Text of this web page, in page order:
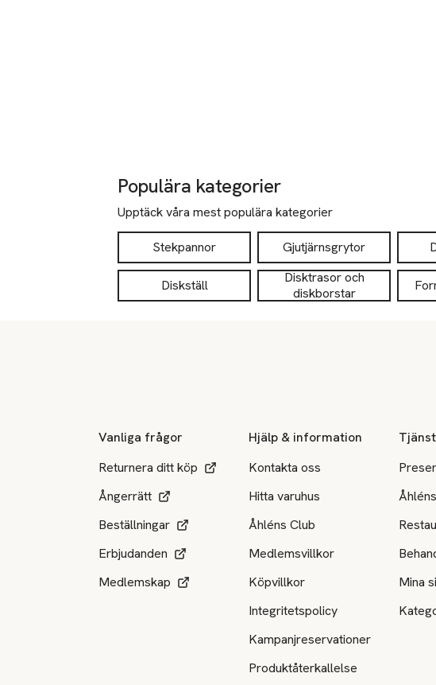
Populära kategorier
Upptäck våra mest populära kategorier
Stekpannor Gjutjärnsgrytor
Diskställ
Disktrasor och
diskborstar
Vanliga frågor
Returnera ditt köp
Ångerrätt
Beställningar
Erbjudanden
Medlemskap
Hjälp & information
Kontakta oss
Hitta varuhus
Åhléns Club
Medlemsvillkor
Köpvillkor
Integritetspolicy
Kampanjreservationer
Produktåterkallelse
Mina